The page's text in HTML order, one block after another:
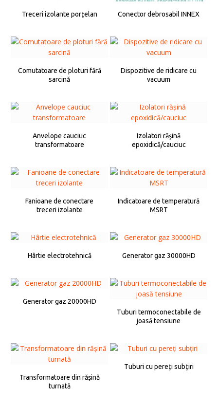
Treceri izolante porţelan Conector debrosabil INNEX
Comutatoare de ploturi fără
sarcină
Dispozitive de ridicare cu
vacuum
Anvelope cauciuc
transformatoare
Izolatori răşină
epoxidică/cauciuc
Fanioane de conectare
treceri izolante
Indicatoare de temperatură
MSRT
Hârtie electrotehnică Generator gaz 30000HD
Generator gaz 20000HD
Tuburi termoconectabile de
joasă tensiune
Transformatoare din răşină
turnată
Tuburi cu pereţi subţiri